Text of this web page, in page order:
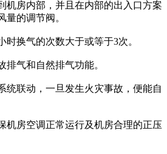
机房内部，并且在内部的出入口方案
量的调节阀。
时换气的次数大于或等于3次。
排气和自然排气功能。
统联动，一旦发生火灾事故，便能自
机房空调正常运行及机房合理的正压